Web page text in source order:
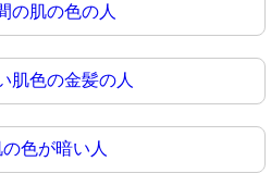
の肌の色の人
肌色の金髪の人
の色が暗い人